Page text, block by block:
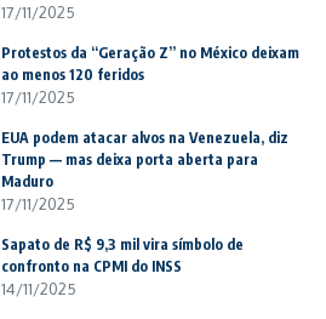
17/11/2025
Protestos da “Geração Z” no México deixam
ao menos 120 feridos
17/11/2025
EUA podem atacar alvos na Venezuela, diz
Trump — mas deixa porta aberta para
Maduro
17/11/2025
Sapato de R$ 9,3 mil vira símbolo de
confronto na CPMI do INSS
14/11/2025